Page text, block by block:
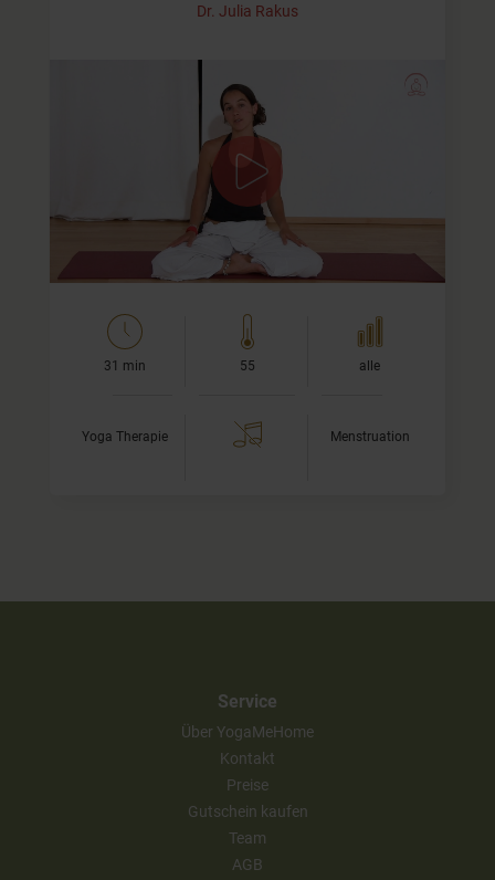
Dr. Julia Rakus
Yogaübungen für fordernde Zeiten Deines
Zyklusses
Dieses Yoga-Video habe ich speziell für die Zeit vor der
Menstruation oder rund um den Eisprung entworfen,
wenn Du Dich einfach nicht ganz so…
31 min 55 alle
Yoga Therapie Menstruation
Service
Über YogaMeHome
Kontakt
Preise
Gutschein kaufen
Team
AGB